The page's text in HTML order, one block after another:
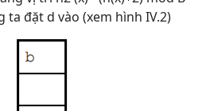
đặt d vào (xem hình IV.2)